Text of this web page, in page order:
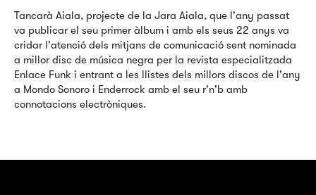
Tancarà Aiala, projecte de la Jara Aiala, que l'any passat
va publicar el seu primer àlbum i amb els seus 22 anys va
cridar l'atenció dels mitjans de comunicació sent nominada
a millor disc de música negra per la revista especialitzada
Enlace Funk i entrant a les llistes dels millors discos de l'any
a Mondo Sonoro i Enderrock amb el seu r'n'b amb
connotacions electròniques.